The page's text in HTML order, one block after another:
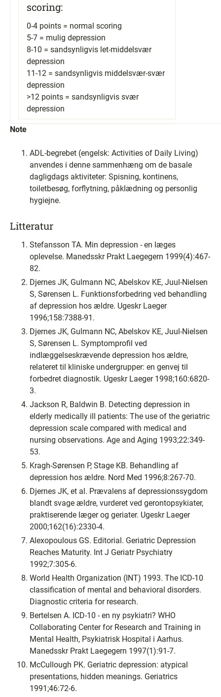
scoring:
0-4 points = normal scoring
5-7 = mulig depression
8-10 = sandsynligvis let-middelsvær
depression
11-12 = sandsynligvis middelsvær-svær
depression
>12 points = sandsynligvis svær
depression
Note
ADL-begrebet (engelsk: Activities of Daily Living)
anvendes i denne sammenhæng om de basale
dagligdags aktiviteter: Spisning, kontinens,
toiletbesøg, forflytning, påklædning og personlig
hygiejne.
Litteratur
Stefansson TA. Min depression - en læges
oplevelse. Manedsskr Prakt Laegegern 1999(4):467-
82.
Djernes JK, Gulmann NC, Abelskov KE, Juul-Nielsen
S, Sørensen L. Funktionsforbedring ved behandling
af depression hos ældre. Ugeskr Laeger
1996;158:7388-91.
Djernes JK, Gulmann NC, Abelskov KE, Juul-Nielsen
S, Sørensen L. Symptomprofil ved
indlæggelseskrævende depression hos ældre,
relateret til kliniske undergrupper: en genvej til
forbedret diagnostik. Ugeskr Laeger 1998;160:6820-
3.
Jackson R, Baldwin B. Detecting depression in
elderly medically ill patients: The use of the geriatric
depression scale compared with medical and
nursing observations. Age and Aging 1993;22:349-
53.
Kragh-Sørensen P, Stage KB. Behandling af
depression hos ældre. Nord Med 1996;8:267-70.
Djernes JK, et al. Prævalens af depressionssygdom
blandt svage ældre, vurderet ved gerontopsykiater,
praktiserende læger og geriater. Ugeskr Laeger
2000;162(16):2330-4.
Alexopoulous GS. Editorial. Geriatric Depression
Reaches Maturity. Int J Geriatr Psychiatry
1992;7:305-6.
World Health Organization (INT) 1993. The ICD-10
classification of mental and behavioral disorders.
Diagnostic criteria for research.
Bertelsen A. ICD-10 - en ny psykiatri? WHO
Collaborating Center for Research and Training in
Mental Health, Psykiatrisk Hospital i Aarhus.
Manedsskr Prakt Laegegern 1997(1):91-7.
McCullough PK. Geriatric depression: atypical
presentations, hidden meanings. Geriatrics
1991;46:72-6.